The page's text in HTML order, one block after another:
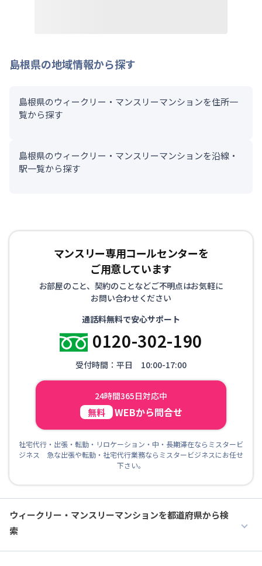
島根県の地域情報から探す
島根県のウィークリー・マンスリーマンションを住所一
覧から探す
島根県のウィークリー・マンスリーマンションを沿線・
駅一覧から探す
マンスリー専用コールセンターを
ご用意しています
お部屋のこと、契約のことなどご不明点はお気軽に
お問い合わせください
通話料無料で安心サポート
0120-302-190
受付時間：平日 10:00-17:00
24時間365日対応中
無料 WEBから問合せ
社宅代行・出張・転勤・リロケーション・中・長期滞在ならミスタービ
ジネス 急な出張や転勤・社宅代行業務ならミスタービジネスにお任せ
下さい。
ウィークリー・マンスリーマンションを都道府県から検
索